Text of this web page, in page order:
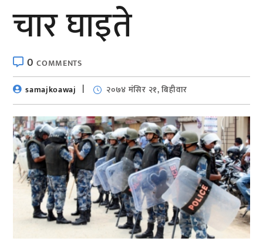
चार घाइते
0COMMENTS
samajkoawaj
२०७४ मंसिर २१, बिहीवार